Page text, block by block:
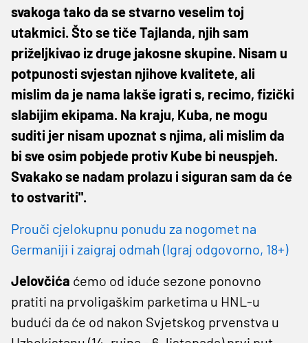
svakoga tako da se stvarno veselim toj
utakmici. Što se tiče Tajlanda, njih sam
priželjkivao iz druge jakosne skupine. Nisam u
potpunosti svjestan njihove kvalitete, ali
mislim da je nama lakše igrati s, recimo, fizički
slabijim ekipama. Na kraju, Kuba, ne mogu
suditi jer nisam upoznat s njima, ali mislim da
bi sve osim pobjede protiv Kube bi neuspjeh.
Svakako se nadam prolazu i siguran sam da će
to ostvariti".
Prouči cjelokupnu ponudu za nogomet na
Germaniji i zaigraj odmah (Igraj odgovorno, 18+)
Jelovčića ćemo od iduće sezone ponovno
pratiti na prvoligaškim parketima u HNL-u
budući da će od nakon Svjetskog prvenstva u